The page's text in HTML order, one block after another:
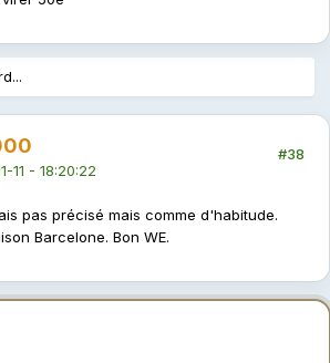
11 - 18:20:22
#38
pas précisé mais comme d'habitude.
Barcelone. Bon WE.